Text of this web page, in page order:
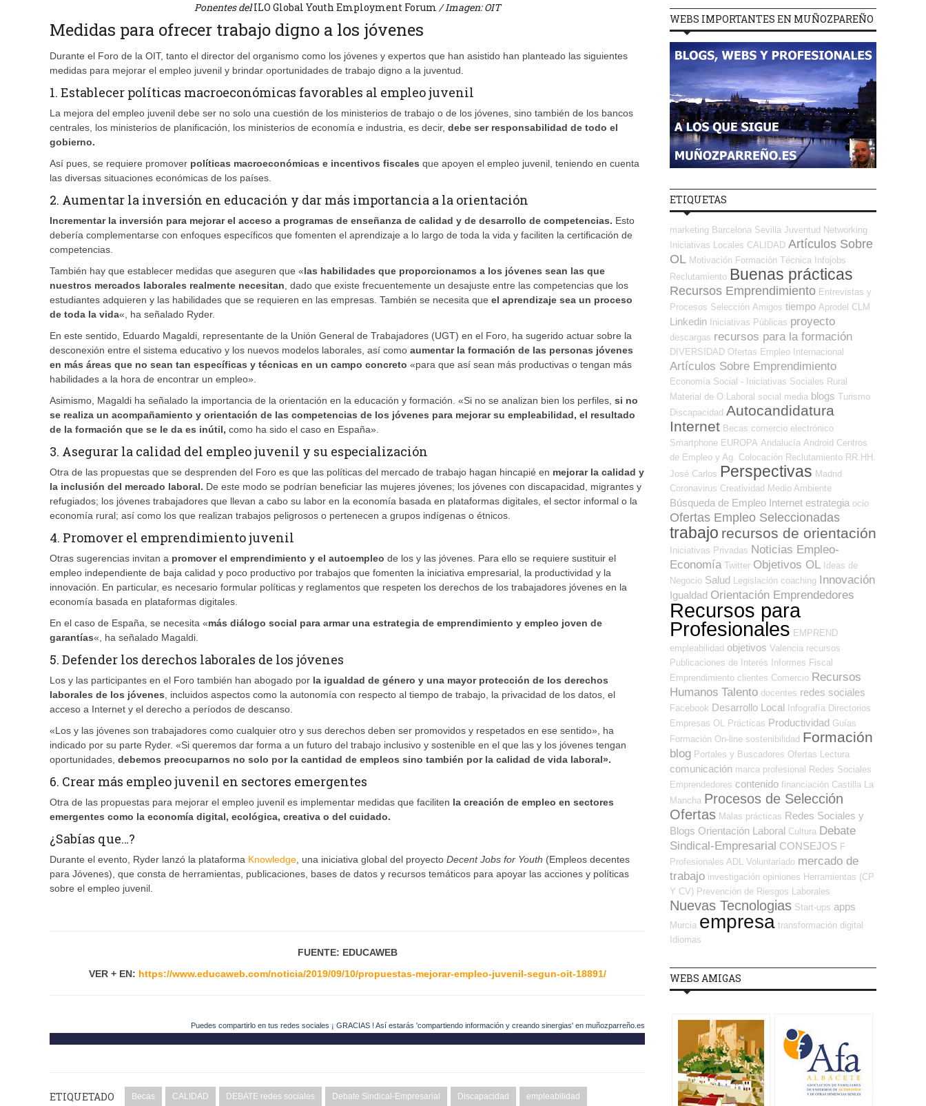
Ponentes delILO Global Youth Employment Forum / Imagen: OIT
Medidas para ofrecer trabajo digno a los jóvenes
Durante el Foro de la OIT, tanto el director del organismo como los jóvenes y expertos que han asistido han planteado las siguientes
medidas para mejorar el empleo juvenil y brindar oportunidades de trabajo digno a la juventud.
1. Establecer políticas macroeconómicas favorables al empleo juvenil
La mejora del empleo juvenil debe ser no solo una cuestión de los ministerios de trabajo o de los jóvenes, sino también de los bancos
centrales, los ministerios de planificación, los ministerios de economía e industria, es decir, debe ser responsabilidad de todo el
gobierno.
Así pues, se requiere promover políticas macroeconómicas e incentivos fiscales que apoyen el empleo juvenil, teniendo en cuenta
las diversas situaciones económicas de los países.
2. Aumentar la inversión en educación y dar más importancia a la orientación
Incrementar la inversión para mejorar el acceso a programas de enseñanza de calidad y de desarrollo de competencias. Esto
debería complementarse con enfoques específicos que fomenten el aprendizaje a lo largo de toda la vida y faciliten la certificación de
competencias.
También hay que establecer medidas que aseguren que «las habilidades que proporcionamos a los jóvenes sean las que
nuestros mercados laborales realmente necesitan, dado que existe frecuentemente un desajuste entre las competencias que los
estudiantes adquieren y las habilidades que se requieren en las empresas. También se necesita que el aprendizaje sea un proceso
de toda la vida«, ha señalado Ryder.
En este sentido, Eduardo Magaldi, representante de la Unión General de Trabajadores (UGT) en el Foro, ha sugerido actuar sobre la
desconexión entre el sistema educativo y los nuevos modelos laborales, así como aumentar la formación de las personas jóvenes
en más áreas que no sean tan específicas y técnicas en un campo concreto «para que así sean más productivas o tengan más
habilidades a la hora de encontrar un empleo».
Asimismo, Magaldi ha señalado la importancia de la orientación en la educación y formación. «Si no se analizan bien los perfiles, si no
se realiza un acompañamiento y orientación de las competencias de los jóvenes para mejorar su empleabilidad, el resultado
de la formación que se le da es inútil, como ha sido el caso en España».
3. Asegurar la calidad del empleo juvenil y su especialización
Otra de las propuestas que se desprenden del Foro es que las políticas del mercado de trabajo hagan hincapié en mejorar la calidad y
la inclusión del mercado laboral. De este modo se podrían beneficiar las mujeres jóvenes; los jóvenes con discapacidad, migrantes y
refugiados; los jóvenes trabajadores que llevan a cabo su labor en la economía basada en plataformas digitales, el sector informal o la
economía rural; así como los que realizan trabajos peligrosos o pertenecen a grupos indígenas o étnicos.
4. Promover el emprendimiento juvenil
Otras sugerencias invitan a promover el emprendimiento y el autoempleo de los y las jóvenes. Para ello se requiere sustituir el
empleo independiente de baja calidad y poco productivo por trabajos que fomenten la iniciativa empresarial, la productividad y la
innovación. En particular, es necesario formular políticas y reglamentos que respeten los derechos de los trabajadores jóvenes en la
economía basada en plataformas digitales.
En el caso de España, se necesita «más diálogo social para armar una estrategia de emprendimiento y empleo joven de
garantías«, ha señalado Magaldi.
5. Defender los derechos laborales de los jóvenes
Los y las participantes en el Foro también han abogado por la igualdad de género y una mayor protección de los derechos
laborales de los jóvenes, incluidos aspectos como la autonomía con respecto al tiempo de trabajo, la privacidad de los datos, el
acceso a Internet y el derecho a períodos de descanso.
«Los y las jóvenes son trabajadores como cualquier otro y sus derechos deben ser promovidos y respetados en ese sentido», ha
indicado por su parte Ryder. «Si queremos dar forma a un futuro del trabajo inclusivo y sostenible en el que las y los jóvenes tengan
oportunidades, debemos preocuparnos no solo por la cantidad de empleos sino también por la calidad de vida laboral».
6. Crear más empleo juvenil en sectores emergentes
Otra de las propuestas para mejorar el empleo juvenil es implementar medidas que faciliten la creación de empleo en sectores
emergentes como la economía digital, ecológica, creativa o del cuidado.
¿Sabías que…?
Durante el evento, Ryder lanzó la plataforma Knowledge, una iniciativa global del proyecto Decent Jobs for Youth (Empleos decentes
para Jóvenes), que consta de herramientas, publicaciones, bases de datos y recursos temáticos para apoyar las acciones y políticas
sobre el empleo juvenil.
FUENTE: EDUCAWEB
VER + EN: https://www.educaweb.com/noticia/2019/09/10/propuestas-mejorar-empleo-juvenil-segun-oit-18891/
Puedes compartirlo en tus redes sociales ¡ GRACIAS ! Así estarás 'compartiendo información y creando sinergias' en muñozparreño.es
ETIQUETADO Becas CALIDAD DEBATE redes sociales Debate Sindical-Empresarial Discapacidad empleabilidad
WEBS IMPORTANTES EN MUÑOZPAREÑO
ETIQUETAS
marketing Barcelona Sevilla Juventud Networking
Iniciativas Locales CALIDAD Artículos Sobre
OL Motivación Formación Técnica
Infojobs
Reclutamiento Buenas prácticas
Recursos Emprendimiento Entrevistas y
Procesos Selección Amigos tiempo Aprodel CLM
Linkedin Iniciativas Públicas proyecto
descargas recursos para la formación
DIVERSIDAD Ofertas Empleo Internacional
Artículos Sobre Emprendimiento
Economía Social - Iniciativas Sociales Rural
Material de O.Laboral social media blogs Turismo
Discapacidad Autocandidatura
Internet Becas comercio electrónico
Smartphone EUROPA Andalucía Android Centros
de Empleo y Ag. Colocación Reclutamiento RR.HH.
José Carlos Perspectivas Madrid
Coronavirus Creatividad Medio Ambiente
Búsqueda de Empleo Internet estrategia ocio
Ofertas Empleo Seleccionadas
trabajo recursos de orientación
Iniciativas Privadas Noticias Empleo-
Economía Twitter Objetivos OL Ideas de
Negocio Salud Legislación coaching Innovación
Igualdad Orientación Emprendedores
Recursos para
Profesionales EMPREND
empleabilidad objetivos Valencia recursos
Publicaciones de Interés
Informes Fiscal
Emprendimiento clientes Comercio Recursos
Humanos Talento docentes redes sociales
Facebook Desarrollo Local Infografía Directorios
Empresas OL
Prácticas Productividad Guías
Formación On-line sostenibilidad Formación
blog Portales y Buscadores Ofertas Lectura
comunicación marca profesional
Redes Sociales
Emprendedores contenido financiación Castilla La
Mancha Procesos de Selección
Ofertas Malas prácticas Redes Sociales y
Blogs Orientación Laboral Cultura Debate
Sindical-Empresarial CONSEJOS F
Profesionales ADL
Voluntariado mercado de
trabajo investigación opiniones Herramientas (CP
Y CV) Prevención de Riesgos Laborales
Nuevas Tecnologias Start-ups apps
Murcia empresa transformación digital
Idiomas
WEBS AMIGAS